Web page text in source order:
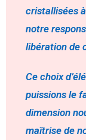
cristallisées
notre
libération de
Ce choix
puissions le
dimension
maîtrise de